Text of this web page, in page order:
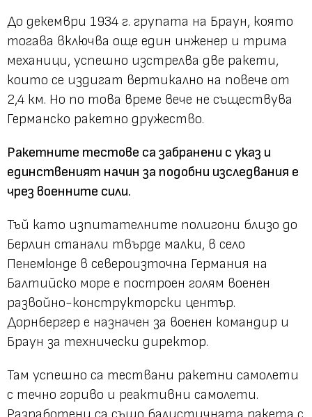
До декември 1934 г. групата на Браун, която
тогава включва още един инженер и трима
механици, успешно изстрелва две ракети,
които се издигат вертикално на повече от
2,4 км. Но по това време вече не съществува
Германско ракетно дружество.
Ракетните тестове са забранени с указ и
единственият начин за подобни изследвания е
чрез военните сили.
Тъй като изпитателните полигони близо до
Берлин станали твърде малки, в село
Пенемюнде в североизточна Германия на
Балтийско море е построен голям военен
развойно-конструкторски център.
Дорнбергер е назначен за военен командир и
Браун за технически директор.
Там успешно са тествани ракетни самолети
с течно гориво и реактивни самолети.